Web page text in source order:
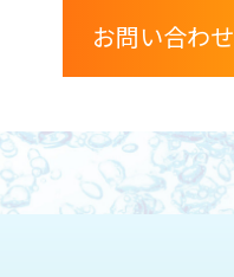
お問い合わせ